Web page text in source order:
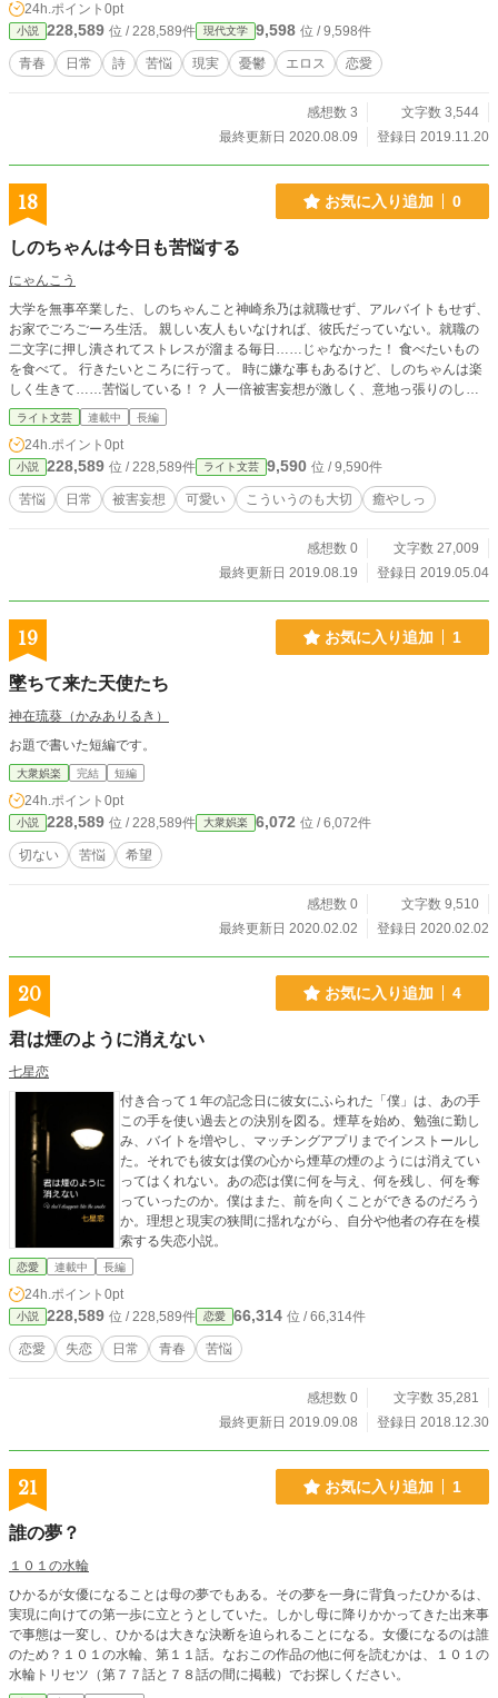
自分の罪と向き合え」 影の言葉に、カインはついに自分の罪
を認める。エリックの死を正面から受け止め、逃避を止めた
瞬間、魂喰らいは光となって消えた。だが、代償は重い。カ
インは今後、全ての罪を一人で背負い続けなければならな
た。治安局の報告書には「余命おそらく一年以内」と記され
る。それでもカインは、闇喰らいを続ける決意をする。 雨が
罪から逃げ続けた男が、真の贖罪へと至る物語。暗闇の中
で、ただ一人戦い続ける闇喰らいの、終わらない苦悩の記録
である。
24h.ポイント 0pt
小説 228,589 位 / 228,589件 現代文学 9,598 位 / 9,598件
青春 日常 詩 苦悩 現実 憂鬱 エロス 恋愛
感想数 3
文字数 3,544
最終更新日 2020.08.09
登録日 2019.11.20
18 お気に入り追加 0
しのちゃんは今日も苦悩する
にゃんこう
大学を無事卒業した、しのちゃんこと神崎糸乃は就職せず、アルバイトもせず、
お家でごろごーろ生活。 親しい友人もいなければ、彼氏だっていない。就職の
二文字に押し潰されてストレスが溜まる毎日……じゃなかった！ 食べたいもの
を食べて。 行きたいところに行って。 時に嫌な事もあるけど、しのちゃんは楽
しく生きて……苦悩している！？ 人一倍被害妄想が激しく、意地っ張りのしの
ちゃんの苦悩する日常、ここに開幕。 カクヨムさんでも連載中
ライト文芸 連載中 長編
24h.ポイント 0pt
小説 228,589 位 / 228,589件 ライト文芸 9,590 位 / 9,590件
苦悩 日常 被害妄想 可愛い こういうのも大切 癒やしっ
感想数 0
文字数 27,009
最終更新日 2019.08.19
登録日 2019.05.04
19 お気に入り追加 1
墜ちて来た天使たち
神在琉葵（かみありるき）
お題で書いた短編です。
大衆娯楽 完結 短編
24h.ポイント 0pt
小説 228,589 位 / 228,589件 大衆娯楽 6,072 位 / 6,072件
切ない 苦悩 希望
感想数 0
文字数 9,510
最終更新日 2020.02.02
登録日 2020.02.02
20 お気に入り追加 4
君は煙のように消えない
七星恋
付き合って１年の記念日に彼女にふられた「僕」は、あの手
この手を使い過去との決別を図る。煙草を始め、勉強に勤し
み、バイトを増やし、マッチングアプリまでインストールし
た。それでも彼女は僕の心から煙草の煙のようには消えてい
ってはくれない。あの恋は僕に何を与え、何を残し、何を奪
っていったのか。僕はまた、前を向くことができるのだろう
か。理想と現実の狭間に揺れながら、自分や他者の存在を模
索する失恋小説。
恋愛 連載中 長編
24h.ポイント 0pt
小説 228,589 位 / 228,589件 恋愛 66,314 位 / 66,314件
恋愛 失恋 日常 青春 苦悩
感想数 0
文字数 35,281
最終更新日 2019.09.08
登録日 2018.12.30
21 お気に入り追加 1
誰の夢？
１０１の水輪
ひかるが女優になることは母の夢でもある。その夢を一身に背負ったひかるは、
実現に向けての第一歩に立とうとしていた。しかし母に降りかかってきた出来事
で事態は一変し、ひかるは大きな決断を迫られることになる。女優になるのは誰
のため？１０１の水輪、第１１話。なおこの作品の他に何を読むかは、１０１の
水輪トリセツ（第７７話と７８話の間に掲載）でお探しください。